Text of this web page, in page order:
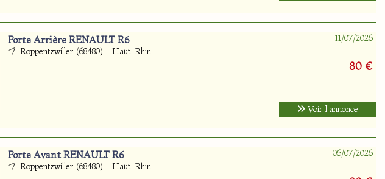
Porte Arrière RENAULT R6
Roppentzwiller (68480) - Haut-Rhin
11/07/2026
80 €
Voir l'annonce
Porte Avant RENAULT R6
Roppentzwiller (68480) - Haut-Rhin
06/07/2026